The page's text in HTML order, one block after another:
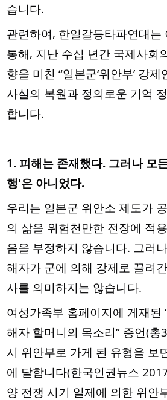
습니다.
관련하여, 한일갈등타파연대는
통해, 지난 수십 년간 국제사회
향을 미친 “일본군‘위안부’ 강
사실의 복원과 정의로운 기억
합니다.
1. 피해는 존재했다. 그러나 모
행'은 아니었다.
우리는 일본군 위안소 제도가
의 삶을 위험천만한 전장에 적
음을 부정하지 않습니다. 그러
해자가 군에 의해 강제로 끌려
사를 의미하지는 않습니다.
여성가족부 홈페이지에 게재된
해자 할머니의 목소리” 증언(총
시 위안부로 가게 된 유형을 보
에 달합니다(한국인권뉴스
양 전쟁 시기 일제에 의한 위안